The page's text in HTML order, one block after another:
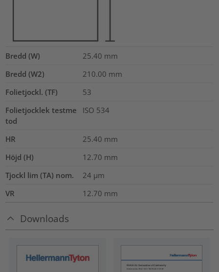
Bredd (W) 25.40 mm
Bredd (W2)
210.00 mm
Folietjockl. (TF)
53
Folietjocklek testme
tod
ISO 534
HR 25.40 mm
Höjd (H)
12.70 mm
Tjockl lim (TA) nom.
24 µm
VR
12.70 mm
Downloads